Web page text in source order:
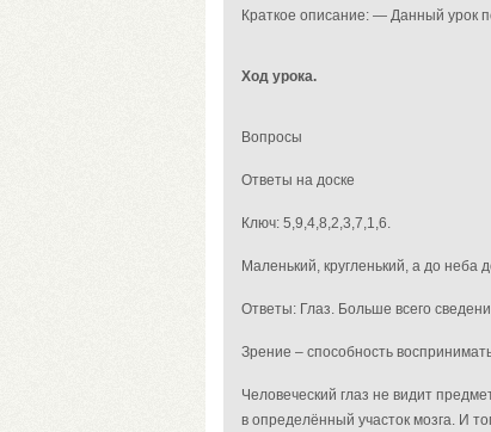
Краткое описание: — Данный урок
Ход урока.
Вопросы
Ответы на доске
Ключ: 5,9,4,8,2,3,7,1,6.
Маленький, кругленький, а до неба
Ответы: Глаз. Больше всего
Зрение – способность
Человеческий глаз не видит
в определённый участок мозга. И